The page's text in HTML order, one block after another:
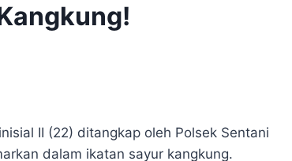
II (22) ditangkap oleh Polsek Sentani
dalam ikatan sayur kangkung.